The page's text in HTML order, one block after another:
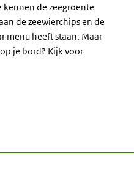
de zeegroente
de zeewierchips en de
menu heeft staan. Maar
je bord? Kijk voor